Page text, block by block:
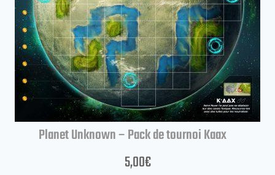
Planet Unknown – Pack de tournoi Kaax
5,00€